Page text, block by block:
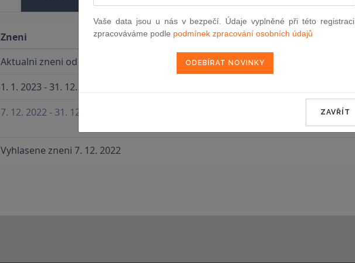
Zneni Novely
Aktualni zneni od 1. 1. 2024
1. 1. 2023 - 31. 12. 2023
7. 12. 2022 - 31. 12. 2022
Vyhlasene zneni 7. 12. 2022
Vaše data jsou u nás v bezpečí. Údaje vyplněné při této registraci
zpracováváme podle podmínek zpracování osobních údajů
ZAVŘÍT